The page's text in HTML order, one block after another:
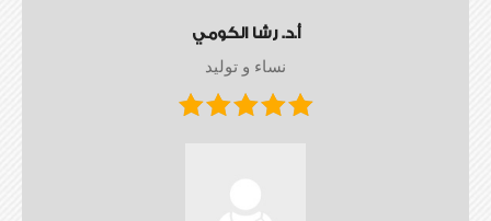
أ.د. رشا الكومي
نساء و توليد